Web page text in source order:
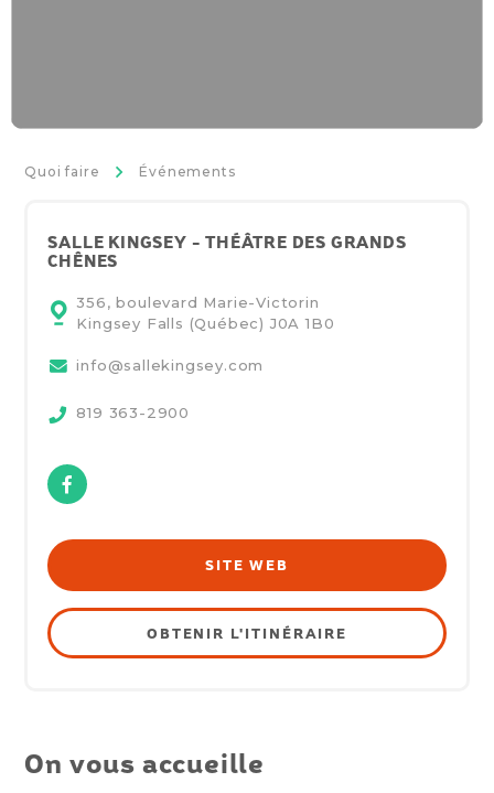
Quoi faire >
Événements
SALLE KINGSEY - THÉÂTRE DES GRANDS
CHÊNES
356, boulevard Marie-Victorin
Kingsey Falls (Québec) J0A 1B0
info@sallekingsey.com
819 363-2900
Facebook
SITE WEB
OBTENIR L'ITINÉRAIRE
On vous accueille